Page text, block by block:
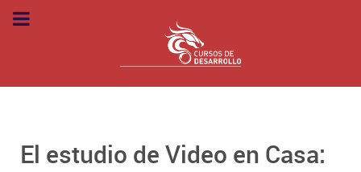
El estudio de Video en Casa: